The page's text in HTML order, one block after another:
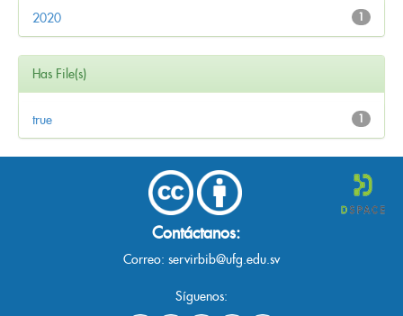
1
2020
Has File(s)
1
true
Contáctanos:
Correo: servirbib@ufg.edu.sv
Síguenos: